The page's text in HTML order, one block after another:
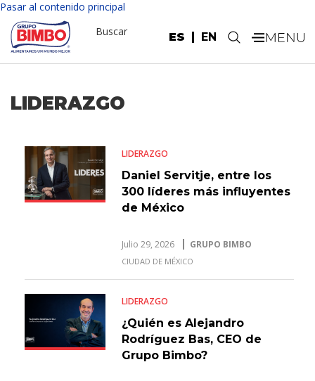
Pasar al contenido principal
ES EN
Buscar .
LIDERAZGO
LIDERAZGO
Daniel Servitje, entre los
300 líderes más influyentes
de México
Julio 29, 2026 GRUPO BIMBO
CIUDAD DE MÉXICO
LIDERAZGO
¿Quién es Alejandro
Rodríguez Bas, CEO de
Grupo Bimbo?